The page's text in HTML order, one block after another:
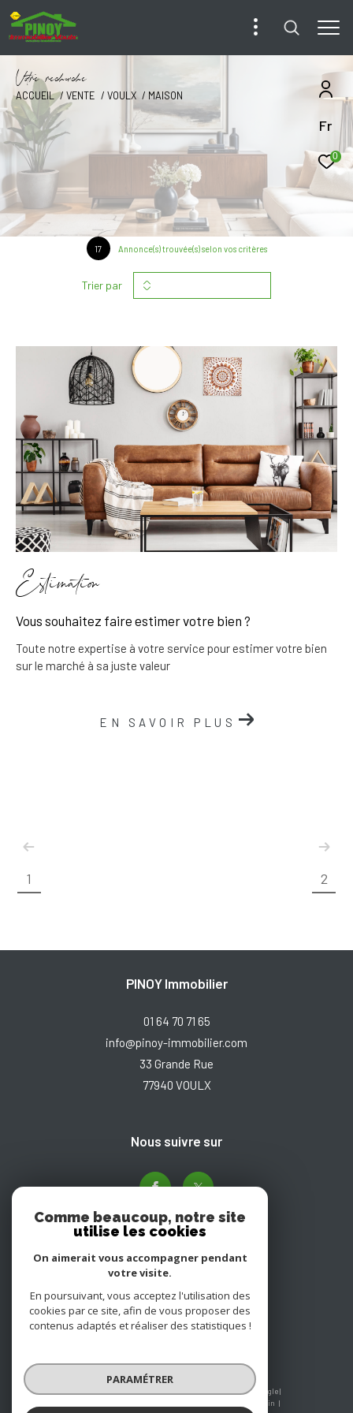
Fr
0
Vore recece
ACCUEIL VENTE VOULX MAISON
17 Annonce(s) trouvée(s) selon vos critères
Trier par
Estimation
Vous souhaitez faire estimer votre bien ?
Toute notre expertise à votre service pour estimer votre bien
sur le marché à sa juste valeur
EN SAVOIR PLUS
1 2
PINOY Immobilier
01 64 70 71 65
info@pinoy-immobilier.com
33 Grande Rue
77940
VOULX
nous suivre sur
Adhérents
© 2026 | Tous droits réservés | Traduction powered by Google |
Admin
Comme beaucoup, notre site
utilise les cookies
On aimerait vous accompagner pendant
votre visite.
En poursuivant, vous acceptez l'utilisation des
cookies par ce site, afin de vous proposer des
contenus adaptés et réaliser des statistiques !
PARAMÉTRER